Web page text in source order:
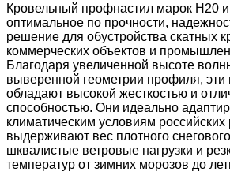
Кровельный профнастил марок Н20
оптимальное по прочности,
решение для обустройства скатных
коммерческих объектов и
Благодаря увеличенной высоте
выверенной геометрии профиля,
обладают высокой жесткостью и
способностью. Они идеально
климатическим условиям российских
выдерживают вес плотного
шквалистые ветровые нагрузки и
температур от зимних морозов до